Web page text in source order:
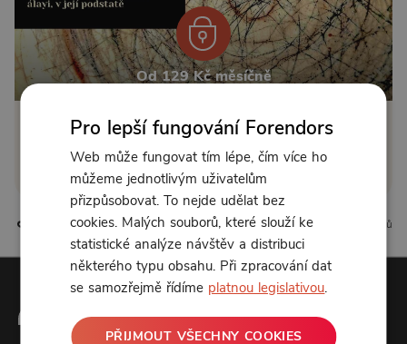
Od 129 Kč měsíčně
Klikněte pro odemčení
nebo sepřihlaste
4 líbí 0 komentářů
Pro lepší fungování Forendors
Web může fungovat tím lépe, čím více ho
můžeme jednotlivým uživatelům
přizpůsobovat. To nejde udělat bez
cookies. Malých souborů, které slouží ke
statistické analýze návštěv a distribuci
některého typu obsahu. Při zpracování dat
se samozřejmě řídíme platnou legislativou.
PŘIJMOUT VŠECHNY COOKIES